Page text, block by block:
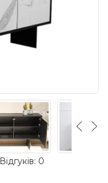
Відгуків: 0